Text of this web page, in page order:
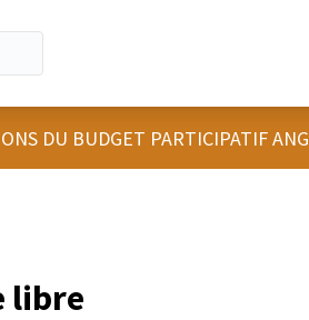
DU BUDGET PARTICIPATIF
libre